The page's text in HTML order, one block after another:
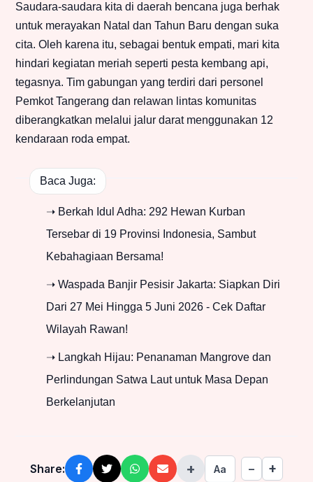
Saudara-saudara kita di daerah bencana juga berhak
untuk merayakan Natal dan Tahun Baru dengan suka
cita. Oleh karena itu, sebagai bentuk empati, mari kita
hindari kegiatan meriah seperti pesta kembang api,
tegasnya. Tim gabungan yang terdiri dari personel
Pemkot Tangerang dan relawan lintas komunitas
diberangkatkan melalui jalur darat menggunakan 12
kendaraan roda empat.
Baca Juga:
➝ Berkah Idul Adha: 292 Hewan Kurban
Tersebar di 19 Provinsi Indonesia, Sambut
Kebahagiaan Bersama!
➝ Waspada Banjir Pesisir Jakarta: Siapkan Diri
Dari 27 Mei Hingga 5 Juni 2026 - Cek Daftar
Wilayah Rawan!
➝ Langkah Hijau: Penanaman Mangrove dan
Perlindungan Satwa Laut untuk Masa Depan
Berkelanjutan
Share: + Aa − +